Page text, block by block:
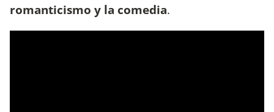
romanticismo y la comedia.